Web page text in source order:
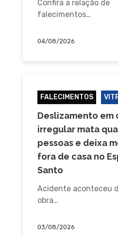
Confira a relação de
falecimentos…
04/08/2026
FALECIMENTOS
Deslizamento em
irregular mata
pessoas e deixa
fora de casa no
Santo
Acidente aconteceu
obra…
03/08/2026